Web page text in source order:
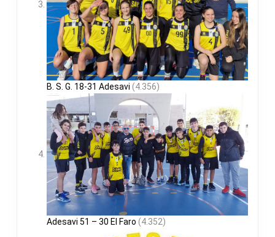
B. S. G. 18-31 Adesavi (4.356)
Adesavi 51 – 30 El Faro (4.352)